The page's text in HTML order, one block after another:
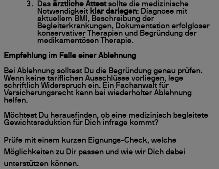
Das ärztliche Attestsollte die medizinische
Notwendigkeit klar darlegen: Diagnose mit
aktuellem BMI, Beschreibung der
Begleiterkrankungen, Dokumentation erfolgloser
konservativer Therapien und Begründung der
medikamentösen Therapie.
Empfehlung im Falle einer Ablehnung
Bei Ablehnung solltest Du die Begründung genau prüfen.
Wenn keine tariflichen Ausschlüsse vorliegen, lege
schriftlich Widerspruch ein. Ein Fachanwalt für
Versicherungsrecht kann bei wiederholter Ablehnung
helfen.
Möchtest Du herausfinden, ob eine medizinisch begleitete
Gewichtsreduktion für Dich infrage kommt?
Prüfe mit einem kurzen Eignungs-Check, welche
Möglichkeiten zu Dir passen und wie wir Dich dabei
unterstützen können.